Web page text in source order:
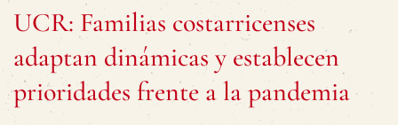
UCR: Familias costarricenses
adaptan dinámicas y establecen
prioridades frente a la pandemia